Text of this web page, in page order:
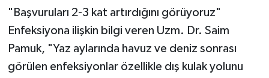
"Başvuruları 2-3 kat artırdığını görüyoruz"
Enfeksiyona ilişkin bilgi veren Uzm. Dr. Saim
Pamuk, "Yaz aylarında havuz ve deniz sonrası
görülen enfeksiyonlar özellikle dış kulak yolunu